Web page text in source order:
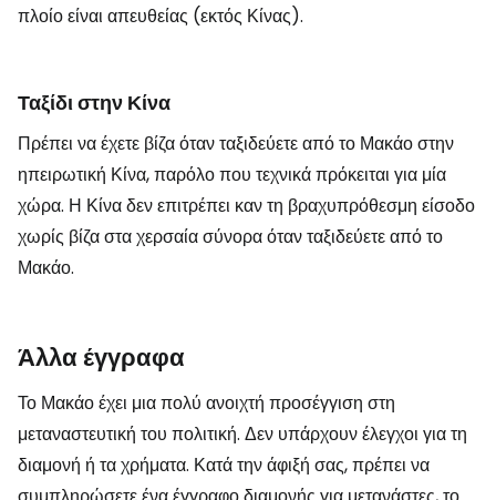
πλοίο είναι απευθείας (εκτός Κίνας).
Ταξίδι στην Κίνα
Πρέπει να έχετε βίζα όταν ταξιδεύετε από το Μακάο στην
ηπειρωτική Κίνα, παρόλο που τεχνικά πρόκειται για μία
χώρα. Η Κίνα δεν επιτρέπει καν τη βραχυπρόθεσμη είσοδο
χωρίς βίζα στα χερσαία σύνορα όταν ταξιδεύετε από το
Μακάο.
Άλλα έγγραφα
Το Μακάο έχει μια πολύ ανοιχτή προσέγγιση στη
μεταναστευτική του πολιτική. Δεν υπάρχουν έλεγχοι για τη
διαμονή ή τα χρήματα. Κατά την άφιξή σας, πρέπει να